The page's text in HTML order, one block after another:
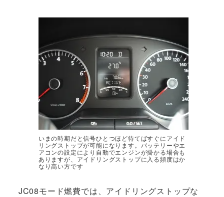
いまの時期だと信号ひとつほど待てばすぐにアイド
リングストップが可能になります。バッテリーやエ
アコンの設定により自動でエンジンが掛かる場合も
ありますが、アイドリングストップに入る頻度はか
なり高い方です
JC08モード燃費では、アイドリングストップな